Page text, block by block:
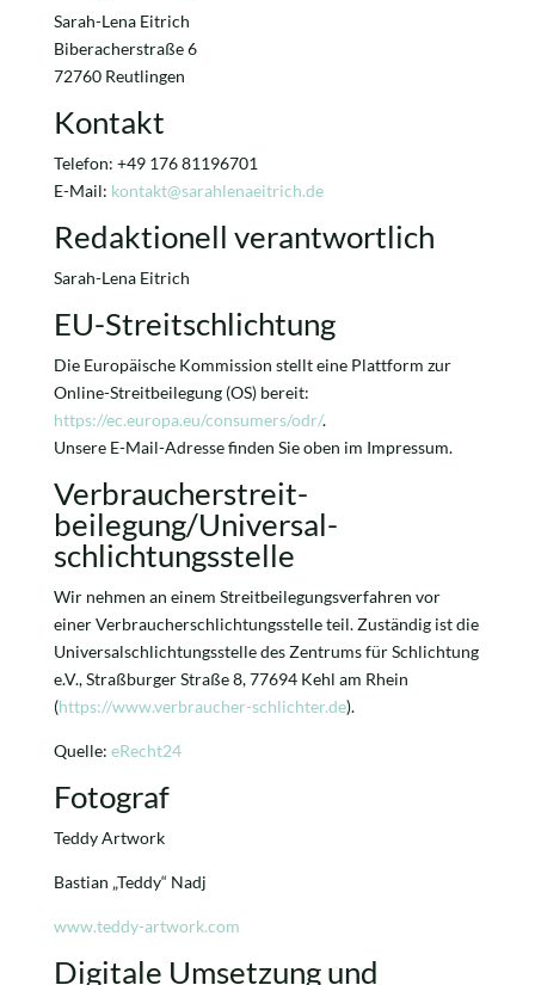
Sarah-Lena Eitrich
Biberacherstraße 6
72760 Reutlingen
Kontakt
Telefon: ‭+49 176 81196701‬
E-Mail: kontakt@sarahlenaeitrich.de
Redaktionell verantwortlich
Sarah-Lena Eitrich
EU-Streitschlichtung
Die Europäische Kommission stellt eine Plattform zur
Online-Streitbeilegung (OS) bereit:
https://ec.europa.eu/consumers/odr/.
Unsere E-Mail-Adresse finden Sie oben im Impressum.
Verbraucher­streit­
beilegung/Universal­
schlichtungs­stelle
Wir nehmen an einem Streitbeilegungsverfahren vor
einer Verbraucherschlichtungsstelle teil. Zuständig ist die
Universalschlichtungsstelle des Zentrums für Schlichtung
e.V., Straßburger Straße 8, 77694 Kehl am Rhein
(https://www.verbraucher-schlichter.de).
Quelle: eRecht24
Fotograf
Teddy Artwork
Bastian „Teddy“ Nadj
www.teddy-artwork.com
Digitale Umsetzung und